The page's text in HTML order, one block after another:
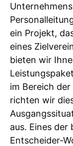
ein Projekt,
eines
bieten wir
im Bereich
richten wir
aus. Eines
Entscheider-